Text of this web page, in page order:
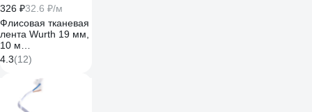
326 ₽32.6 ₽/м
Флисовая тканевая
лента Wurth 19 мм,
10 м
5997719615090 1
4.3(12)